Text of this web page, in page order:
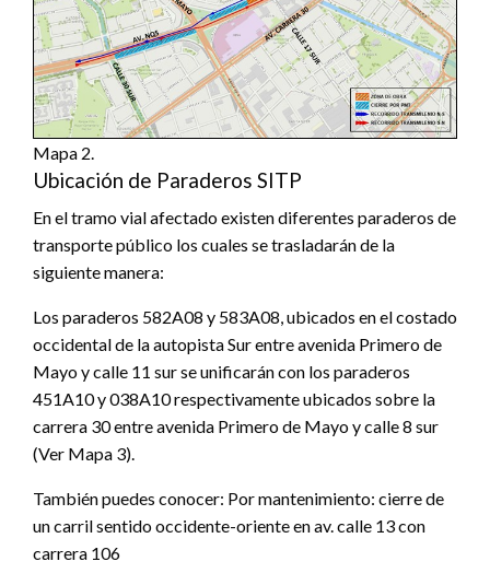
Mapa 2.
Ubicación de Paraderos SITP
En el tramo vial afectado existen diferentes paraderos de
transporte público los cuales se trasladarán de la
siguiente manera:
Los paraderos 582A08 y 583A08, ubicados en el costado
occidental de la autopista Sur entre avenida Primero de
Mayo y calle 11 sur se unificarán con los paraderos
451A10 y 038A10 respectivamente ubicados sobre la
carrera 30 entre avenida Primero de Mayo y calle 8 sur
(Ver Mapa 3).
También puedes conocer: Por mantenimiento: cierre de
un carril sentido occidente-oriente en av. calle 13 con
carrera 106